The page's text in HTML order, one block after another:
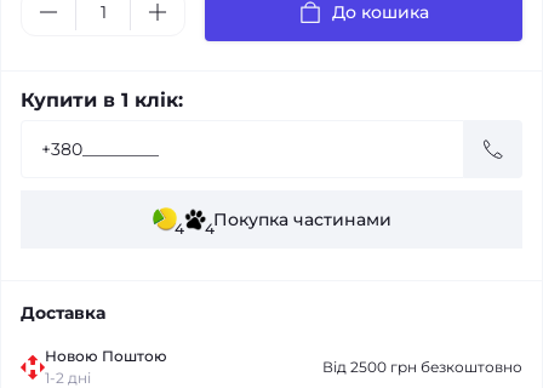
До кошика
Купити в 1 клік:
4 4Покупка частинами
Доставка
Новою Поштою
1-2 дні
Від 2500 грн безкоштовно